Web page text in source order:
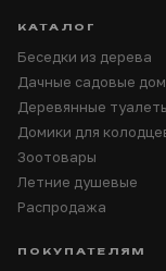
КАТАЛОГ
Беседки из дерева
Дачные садовые
Деревянные
Домики для
Зоотовары
Летние душевые
Распродажа
ПОКУПАТЕЛЯМ